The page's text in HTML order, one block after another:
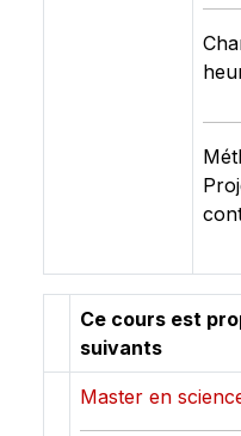
Ce cours est
suivants
Master en